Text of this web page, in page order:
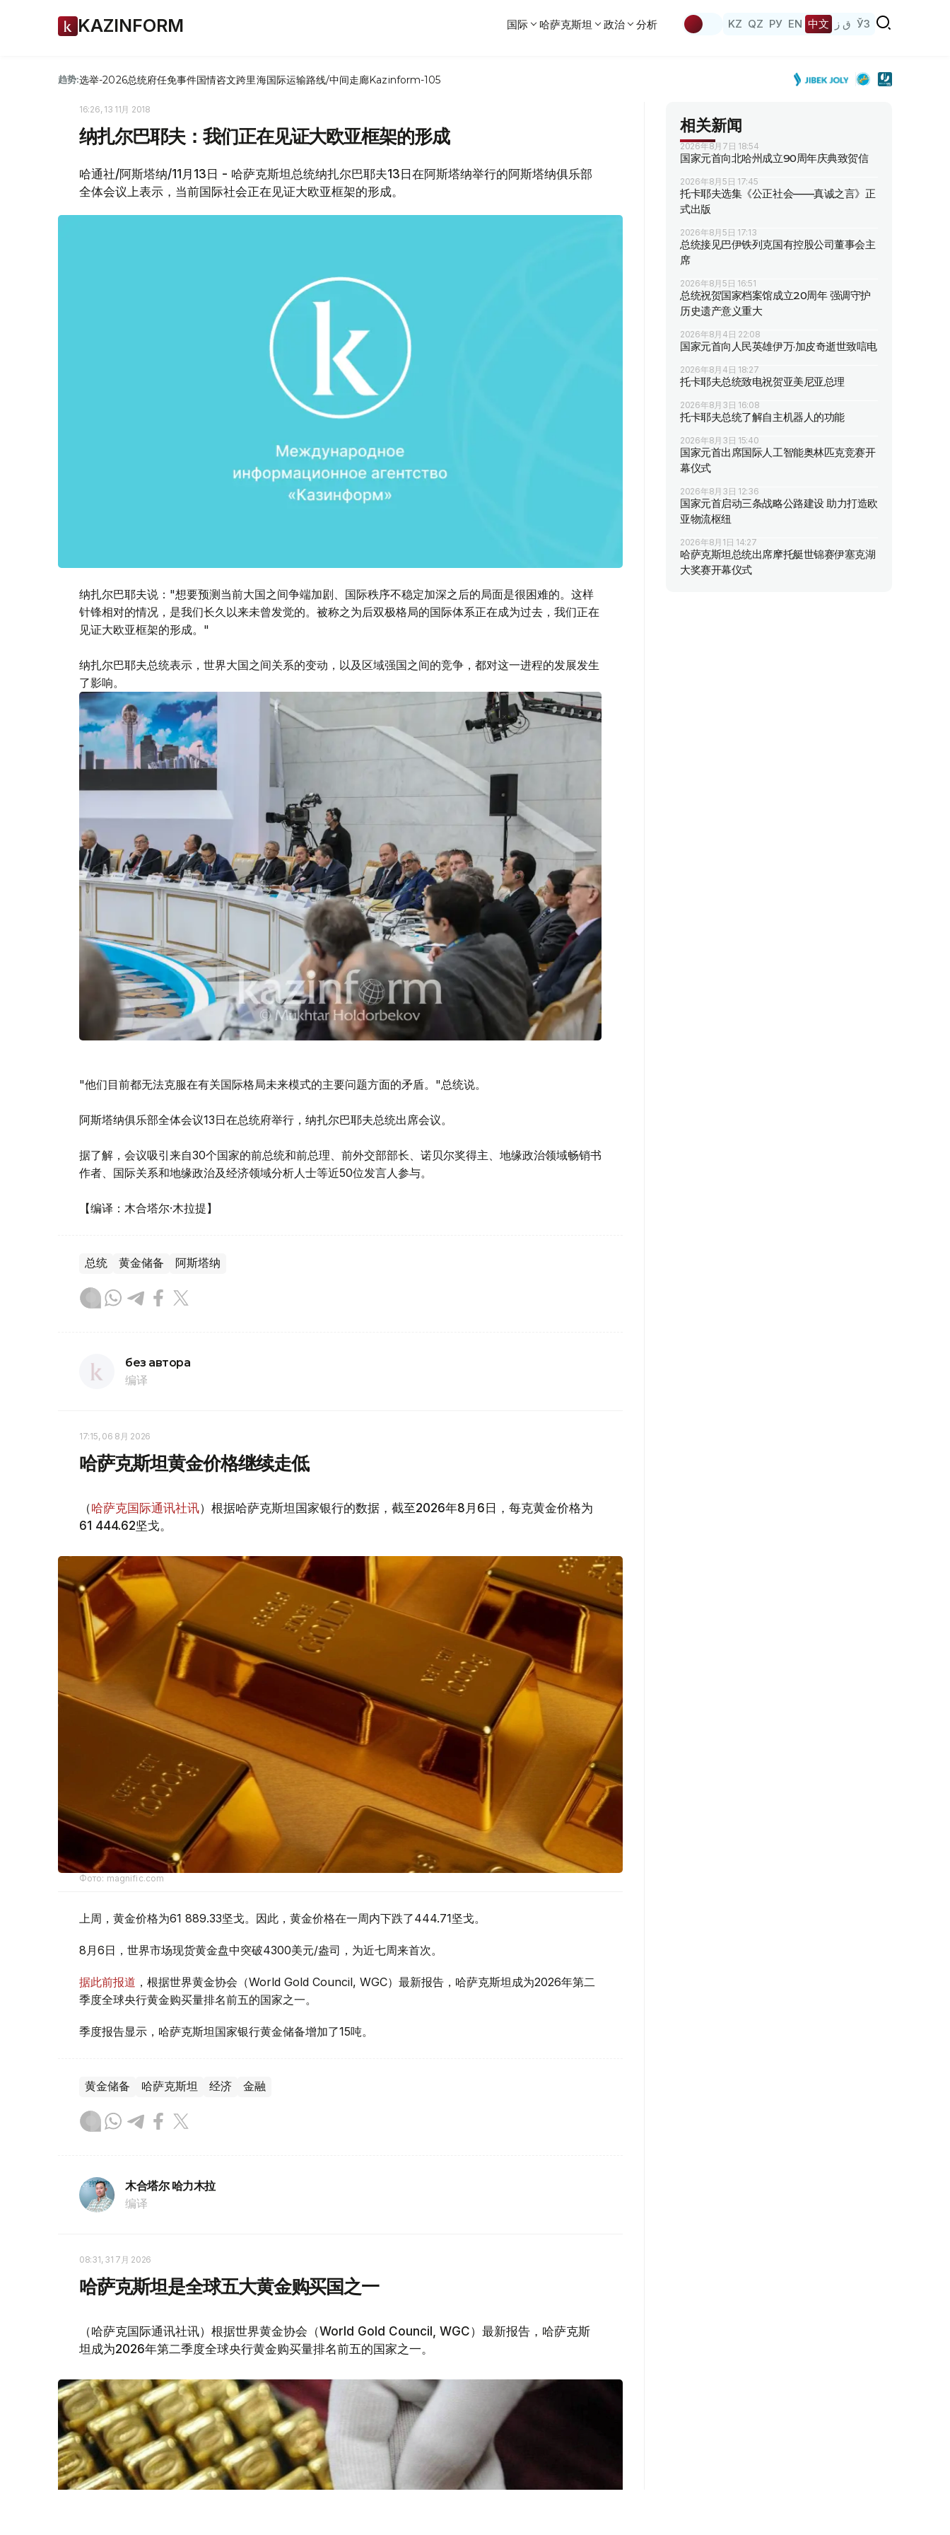
KAZINFORM 国际 哈萨克斯坦 政治 分析 KZ QZ РУ EN 中文 ق ز ЎЗ
趋势:选举-2026总统府任免事件国情咨文跨里海国际运输路线/中间走廊Kazinform-105
16:26, 13 11月 2018
纳扎尔巴耶夫：我们正在见证大欧亚框架的形成
哈通社/阿斯塔纳/11月13日 - 哈萨克斯坦总统纳扎尔巴耶夫13日在阿斯塔纳举行的阿斯塔纳俱乐部
全体会议上表示，当前国际社会正在见证大欧亚框架的形成。
纳扎尔巴耶夫说："想要预测当前大国之间争端加剧、国际秩序不稳定加深之后的局面是很困难的。这样
针锋相对的情况，是我们长久以来未曾发觉的。被称之为后双极格局的国际体系正在成为过去，我们正在
见证大欧亚框架的形成。"
纳扎尔巴耶夫总统表示，世界大国之间关系的变动，以及区域强国之间的竞争，都对这一进程的发展发生
了影响。
"他们目前都无法克服在有关国际格局未来模式的主要问题方面的矛盾。"总统说。
阿斯塔纳俱乐部全体会议13日在总统府举行，纳扎尔巴耶夫总统出席会议。
据了解，会议吸引来自30个国家的前总统和前总理、前外交部部长、诺贝尔奖得主、地缘政治领域畅销书
作者、国际关系和地缘政治及经济领域分析人士等近50位发言人参与。
【编译：木合塔尔·木拉提】
总统 黄金储备 阿斯塔纳
без автора
编译
17:15, 06 8月 2026
哈萨克斯坦黄金价格继续走低
（哈萨克国际通讯社讯）根据哈萨克斯坦国家银行的数据，截至2026年8月6日，每克黄金价格为
61 444.62坚戈。
Фото: magnific.com
上周，黄金价格为61 889.33坚戈。因此，黄金价格在一周内下跌了444.71坚戈。
8月6日，世界市场现货黄金盘中突破4300美元/盎司，为近七周来首次。
据此前报道 ，根据世界黄金协会（World Gold Council, WGC）最新报告，哈萨克斯坦成为2026年第二
季度全球央行黄金购买量排名前五的国家之一。
季度报告显示，哈萨克斯坦国家银行黄金储备增加了15吨。
黄金储备 哈萨克斯坦 经济 金融
木合塔尔 哈力木拉
编译
08:31, 31 7月 2026
哈萨克斯坦是全球五大黄金购买国之一
（哈萨克国际通讯社讯）根据世界黄金协会（World Gold Council, WGC）最新报告，哈萨克斯
坦成为2026年第二季度全球央行黄金购买量排名前五的国家之一。
相关新闻
2026年8月7日 18:54
国家元首向北哈州成立90周年庆典致贺信
2026年8月5日 17:45
托卡耶夫选集《公正社会——真诚之言》正
式出版
2026年8月5日 17:13
总统接见巴伊铁列克国有控股公司董事会主
席
2026年8月5日 16:51
总统祝贺国家档案馆成立20周年 强调守护
历史遗产意义重大
2026年8月4日 22:08
国家元首向人民英雄伊万·加皮奇逝世致唁电
2026年8月4日 18:27
托卡耶夫总统致电祝贺亚美尼亚总理
2026年8月3日 16:08
托卡耶夫总统了解自主机器人的功能
2026年8月3日 15:40
国家元首出席国际人工智能奥林匹克竞赛开
幕仪式
2026年8月3日 12:36
国家元首启动三条战略公路建设 助力打造欧
亚物流枢纽
2026年8月1日 14:27
哈萨克斯坦总统出席摩托艇世锦赛伊塞克湖
大奖赛开幕仪式